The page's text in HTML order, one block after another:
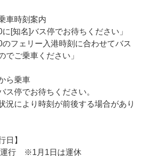
車時刻案内
[知名]バス停でお待ちください」
フェリー入港時刻に合わせてバス
でご乗車ください」
ら乗車
ス停でお待ちください。
況により時刻が前後する場合があり
行日】
運行 ※1月1日は運休